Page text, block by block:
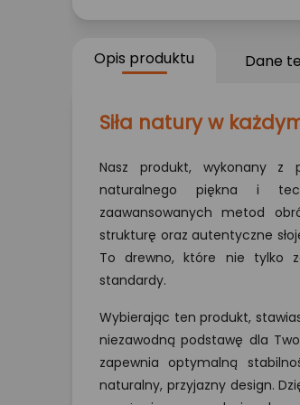
Opis produktu Dane
Siła natury w
Nasz produkt, wykonany z
naturalnego piękna i
zaawansowanych metod
strukturę oraz autentyczne
To drewno, które nie tylko
standardy.
Wybierając ten produkt,
niezawodną podstawę dla
zapewnia optymalną
naturalny, przyjazny design.